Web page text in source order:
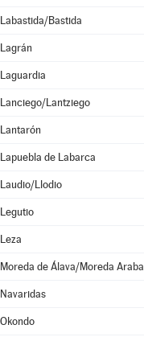
Labastida/Bastida
Lagrán
Laguardia
Lanciego/Lantziego
Lantarón
Lapuebla de Labarca
Laudio/Llodio
Legutio
Leza
Moreda de Álava/Moreda Araba
Navaridas
Okondo